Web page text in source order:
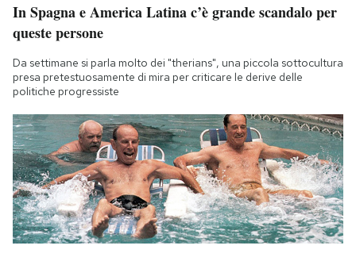
In Spagna e America Latina c’è grande scandalo per
queste persone
Da settimane si parla molto dei "therians", una piccola sottocultura
presa pretestuosamente di mira per criticare le derive delle
politiche progressiste